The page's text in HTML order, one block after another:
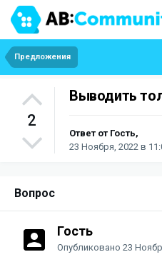
Предложения
2
Выводить
Ответ от Гость,
23 Ноября, 2022 в
Вопрос
Гость
Опубликовано 23